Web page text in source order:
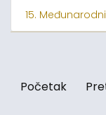
15.
Početak